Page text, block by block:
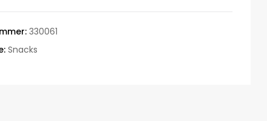
330061
Snacks